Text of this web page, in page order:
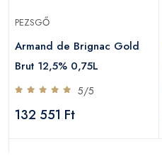
PEZSGŐ
Armand de Brignac Gold
Brut 12,5% 0,75L
5/5
132 551 Ft